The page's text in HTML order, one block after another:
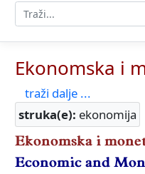
Ekonomska i
traži dalje ...
struka(e): ekonomija
Ekonomska i
Economic and